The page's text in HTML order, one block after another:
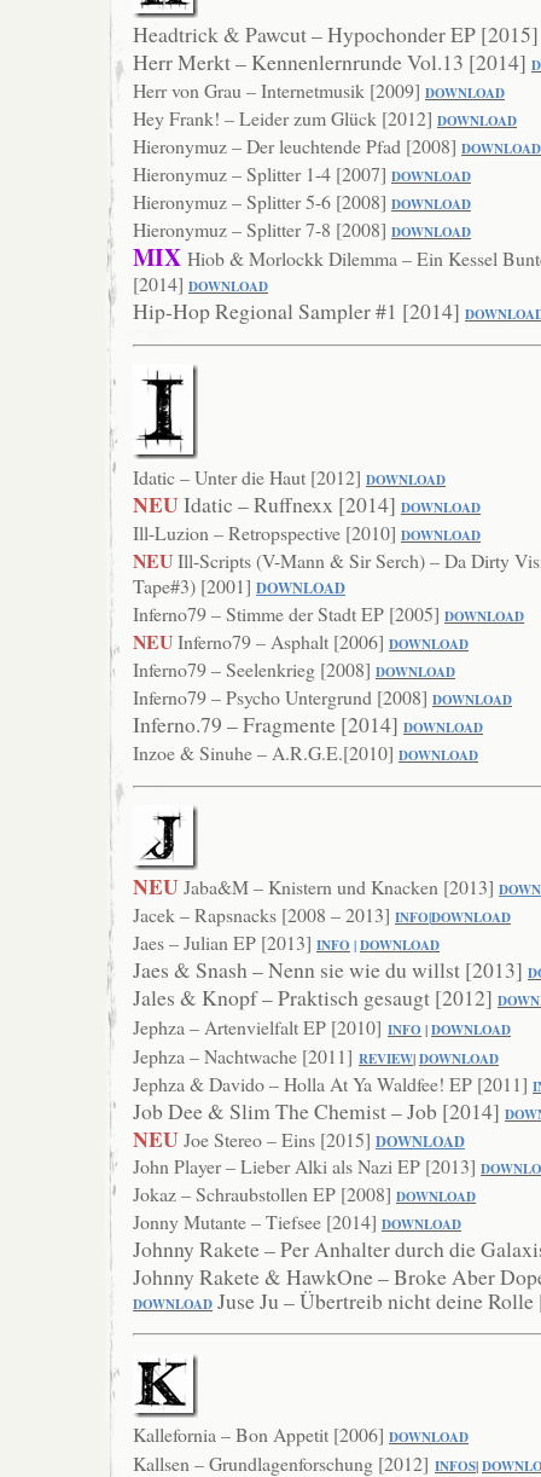
Headtrick & Pawcut – Hypochonder EP
Herr Merkt – Kennenlernrunde Vol.13 [2014]
Herr von Grau – Internetmusik [2009] DOWNLOAD
Hey Frank! – Leider zum Glück [2012] DOWNLOAD
Hieronymuz – Der leuchtende Pfad [2008] DOWNLOAD
Hieronymuz – Splitter 1-4 [2007] DOWNLOAD
Hieronymuz – Splitter 5-6 [2008] DOWNLOAD
Hieronymuz – Splitter 7-8 [2008] DOWNLOAD
MIX Hiob & Morlockk Dilemma – Ein Kessel
[2014] DOWNLOAD
Hip-Hop Regional Sampler #1 [2014]
Idatic – Unter die Haut [2012] DOWNLOAD
NEUIdatic – Ruffnexx [2014] DOWNLOAD
Ill-Luzion – Retropspective [2010] DOWNLOAD
NEUIll-Scripts (V-Mann & Sir Serch) – Da Dirty
Tape#3) [2001] DOWNLOAD
Inferno79 – Stimme der Stadt EP [2005] DOWNLOAD
NEUInferno79 – Asphalt [2006] DOWNLOAD
Inferno79 – Seelenkrieg [2008] DOWNLOAD
Inferno79 – Psycho Untergrund [2008] DOWNLOAD
Inferno.79 – Fragmente [2014] DOWNLOAD
Inzoe & Sinuhe – A.R.G.E.[2010] DOWNLOAD
NEUJaba&M – Knistern und Knacken [2013]
Jacek – Rapsnacks [2008 – 2013] INFO|DOWNLOAD
Jaes – Julian EP [2013] INFO |DOWNLOAD
Jaes & Snash – Nenn sie wie du willst [2013]
Jales & Knopf – Praktisch gesaugt [2012]
Jephza – Artenvielfalt EP [2010] INFO |DOWNLOAD
Jephza – Nachtwache [2011] REVIEW|DOWNLOAD
Jephza & Davido – Holla At Ya Waldfee! EP [2011]
Job Dee & Slim The Chemist – Job [2014]
NEUJoe Stereo – Eins [2015] DOWNLOAD
John Player – Lieber Alki als Nazi EP [2013]
Jokaz – Schraubstollen EP [2008] DOWNLOAD
Jonny Mutante – Tiefsee [2014] DOWNLOAD
Johnny Rakete – Per Anhalter durch die
Johnny Rakete & HawkOne – Broke Aber
DOWNLOAD Juse Ju – Übertreib nicht deine
Kallefornia – Bon Appetit [2006] DOWNLOAD
Kallsen – Grundlagenforschung [2012] INFOS|